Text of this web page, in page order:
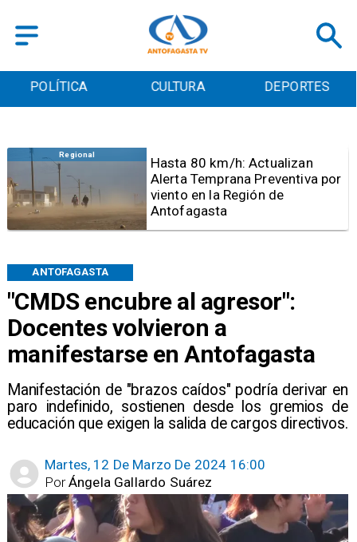
POLÍTICA CULTURA DEPORTES
"CMDS encubre al agresor":
Docentes volvieron a
manifestarse en Antofagasta
Manifestación de "brazos caídos" podría derivar en
paro indefinido, sostienen desde los gremios de
educación que exigen la salida de cargos directivos.
ANTOFAGASTA
Martes, 12 De Marzo De 2024 16:00
Ángela Gallardo Suárez
Por
Antofagasta
Detienen a sujeto por iniciar
quema para sacar cables
eléctricos en el sector norte de
Antofagasta